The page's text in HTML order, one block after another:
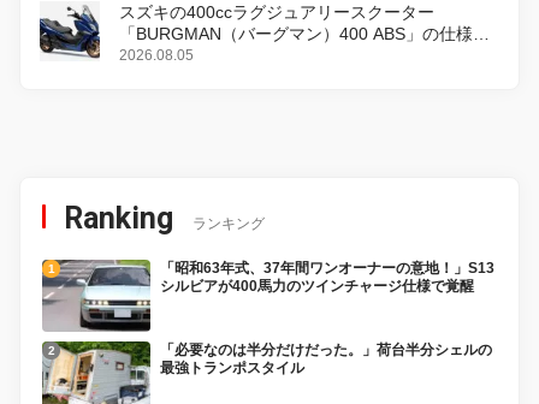
スズキの400ccラグジュアリースクーター
「BURGMAN（バーグマン）400 ABS」の仕様を
変更し、8月18日に発売
2026.08.05
Ranking ランキング
「昭和63年式、37年間ワンオーナーの意地！」S13
シルビアが400馬力のツインチャージ仕様で覚醒
「必要なのは半分だけだった。」荷台半分シェルの
最強トランポスタイル